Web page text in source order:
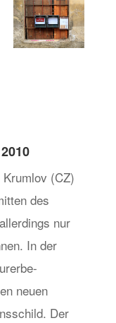
(CZ)
des
nur
In der
neuen
Der